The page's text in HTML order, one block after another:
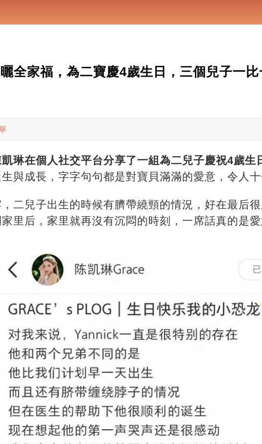
全家福，為二寶慶4歲生日，三個兒子一
琳在個人社交平台分享了一組為二兒子慶祝4歲生
與成長，字字句句都是對寶貝滿滿的愛意，令人
二兒子出生的時候有臍帶繞頸的情況，好在最后
里后，家里就再沒有沉悶的時刻，一席話真的是